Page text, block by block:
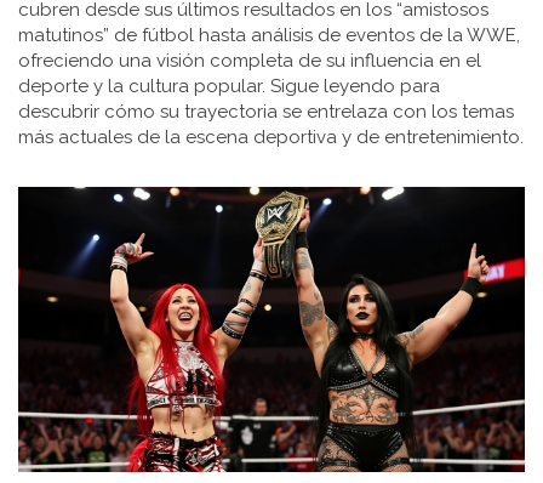
cubren desde sus últimos resultados en los “amistosos
matutinos” de fútbol hasta análisis de eventos de la WWE,
ofreciendo una visión completa de su influencia en el
deporte y la cultura popular. Sigue leyendo para
descubrir cómo su trayectoria se entrelaza con los temas
más actuales de la escena deportiva y de entretenimiento.